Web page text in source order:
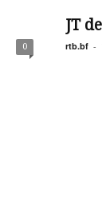
0
JT
rtb.bf -